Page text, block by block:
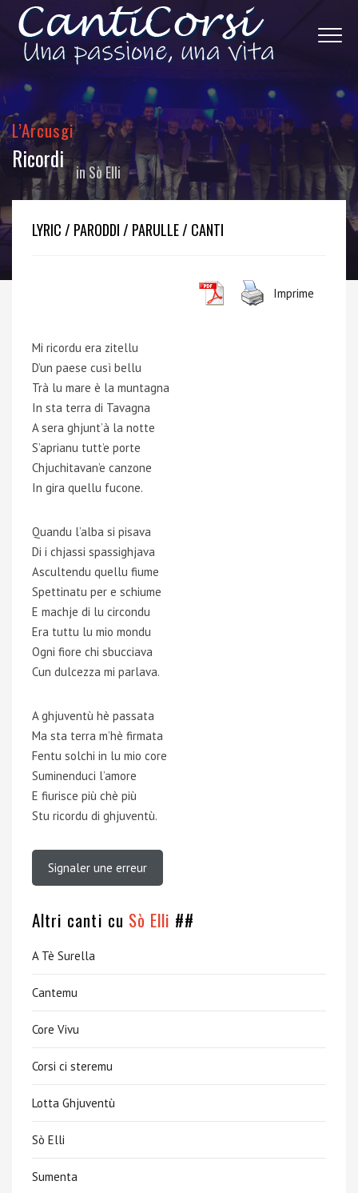
L’Arcusgi
Ricordi inSò Elli
LYRIC / PARODDI / PARULLE / CANTI
Imprime
Mi ricordu era zitellu
D’un paese cusì bellu
Trà lu mare è la muntagna
In sta terra di Tavagna
A sera ghjunt’à la notte
S’aprianu tutt’e porte
Chjuchitavan’e canzone
In gira quellu fucone.
Quandu l’alba si pisava
Di i chjassi spassighjava
Ascultendu quellu fiume
Spettinatu per e schiume
E machje di lu circondu
Era tuttu lu mio mondu
Ogni fiore chi sbucciava
Cun dulcezza mi parlava.
A ghjuventù hè passata
Ma sta terra m’hè firmata
Fentu solchi in lu mio core
Suminenduci l’amore
E fiurisce più chè più
Stu ricordu di ghjuventù.
Signaler une erreur
Altri canti cu Sò Elli ##
A Tè Surella
Cantemu
Core Vivu
Corsi ci steremu
Lotta Ghjuventù
Sò Elli
Sumenta